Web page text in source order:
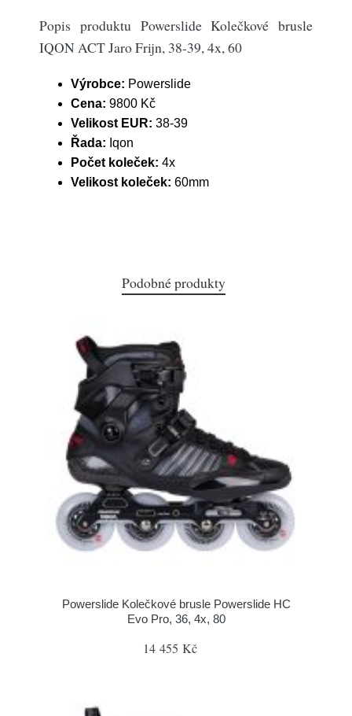
Popis produktu Powerslide Kolečkové brusle
IQON ACT Jaro Frijn, 38-39, 4x, 60
Výrobce: Powerslide
Cena: 9800 Kč
Velikost EUR: 38-39
Řada: Iqon
Počet koleček: 4x
Velikost koleček: 60mm
Podobné produkty
Powerslide Kolečkové brusle Powerslide HC
Evo Pro, 36, 4x, 80
14 455 Kč